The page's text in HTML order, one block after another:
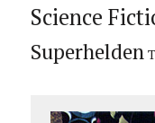
Science
Superhelden